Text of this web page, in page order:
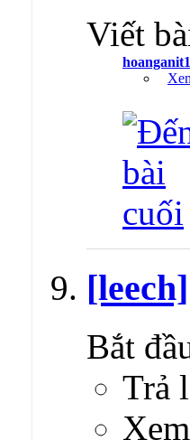
Viết
Bắt
Trả